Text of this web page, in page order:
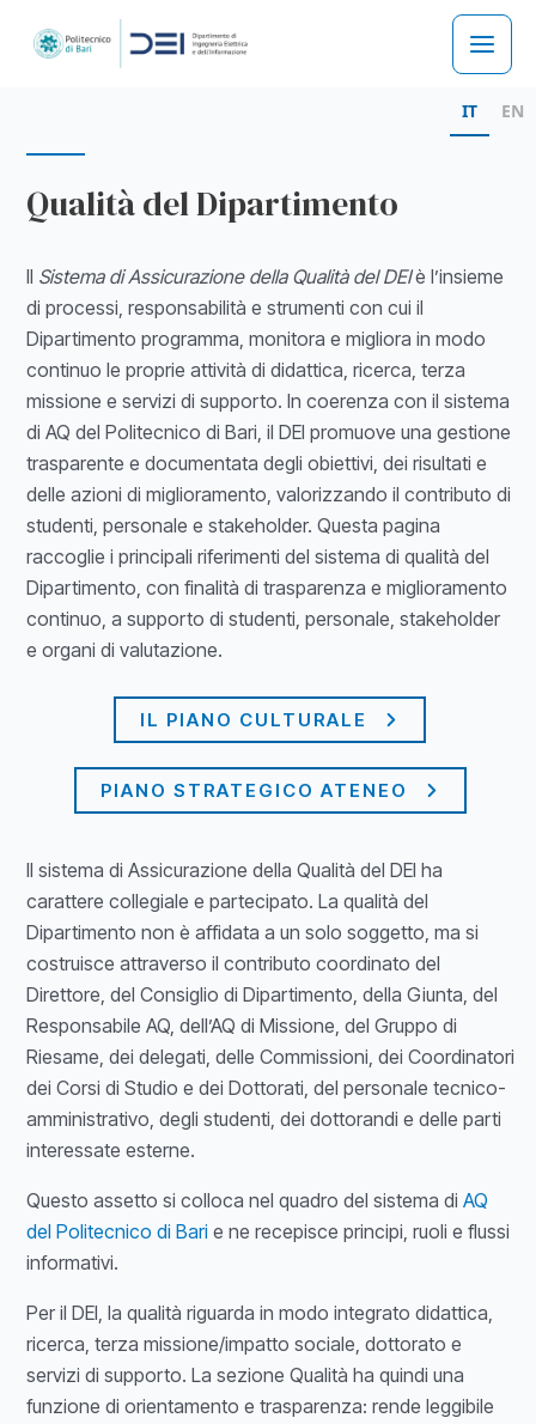
Main
Menu
IT EN
Qualità del Dipartimento
Il Sistema di Assicurazione della Qualità del DEIè l’insieme
di processi, responsabilità e strumenti con cui il
Dipartimento programma, monitora e migliora in modo
continuo le proprie attività di didattica, ricerca, terza
missione e servizi di supporto. In coerenza con il sistema
di AQ del Politecnico di Bari, il DEI promuove una gestione
trasparente e documentata degli obiettivi, dei risultati e
delle azioni di miglioramento, valorizzando il contributo di
studenti, personale e stakeholder. Questa pagina
raccoglie i principali riferimenti del sistema di qualità del
Dipartimento, con finalità di trasparenza e miglioramento
continuo, a supporto di studenti, personale, stakeholder
e organi di valutazione.
IL PIANO CULTURALE
PIANO STRATEGICO ATENEO
Il sistema di Assicurazione della Qualità del DEI ha
carattere collegiale e partecipato. La qualità del
Dipartimento non è affidata a un solo soggetto, ma si
costruisce attraverso il contributo coordinato del
Direttore, del Consiglio di Dipartimento, della Giunta, del
Responsabile AQ, dell’AQ di Missione, del Gruppo di
Riesame, dei delegati, delle Commissioni, dei Coordinatori
dei Corsi di Studio e dei Dottorati, del personale tecnico-
amministrativo, degli studenti, dei dottorandi e delle parti
interessate esterne.
Questo assetto si colloca nel quadro del sistema di AQ
del Politecnico di Bari e ne recepisce principi, ruoli e flussi
informativi.
Per il DEI, la qualità riguarda in modo integrato didattica,
ricerca, terza missione/impatto sociale, dottorato e
servizi di supporto. La sezione Qualità ha quindi una
funzione di orientamento e trasparenza: rende leggibile